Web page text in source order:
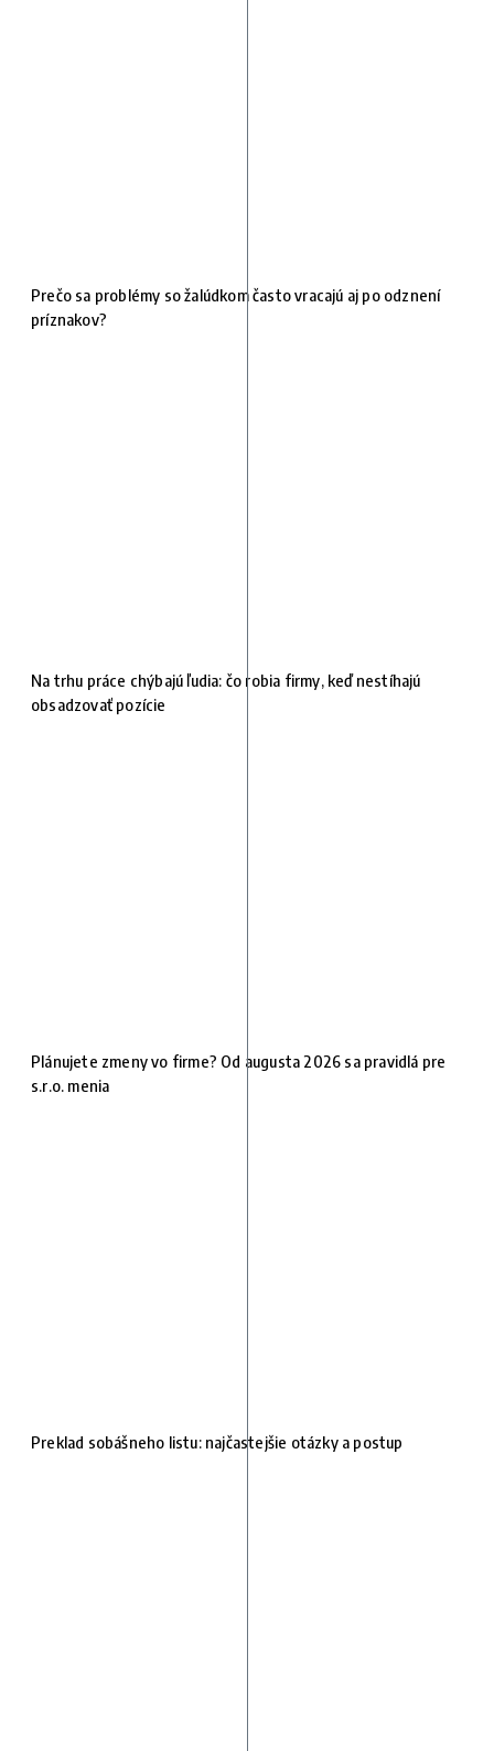
Prečo sa problémy so žalúdkom často vracajú aj po odznení
príznakov?
Na trhu práce chýbajú ľudia: čo robia firmy, keď nestíhajú
obsadzovať pozície
Plánujete zmeny vo firme? Od augusta 2026 sa pravidlá pre
s.r.o. menia
Preklad sobášneho listu: najčastejšie otázky a postup